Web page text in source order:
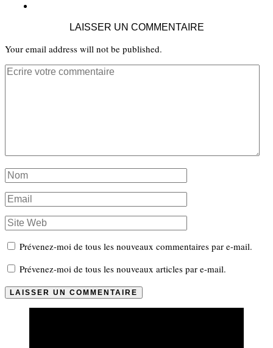
LAISSER UN COMMENTAIRE
Your email address will not be published.
Prévenez-moi de tous les nouveaux commentaires par e-mail.
Prévenez-moi de tous les nouveaux articles par e-mail.